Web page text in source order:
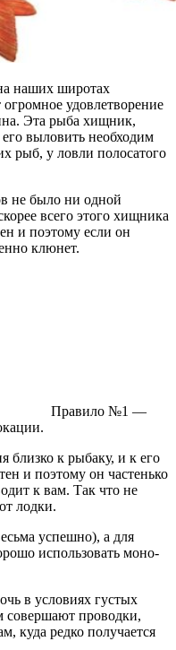
наших широтах
удовлетворение
Эта рыба хищник,
выловить необходим
рыб, у ловли полосатого
не было ни одной
всего этого хищника
и поэтому если он
клюнет.
Правило №1 —
к рыбаку, и к его
и поэтому он частенько
к вам. Так что не
лодки.
успешно), а для
использовать моно-
в условиях густых
совершают проводки,
куда редко получается